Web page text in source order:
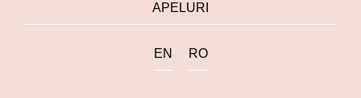
APELURI
EN RO